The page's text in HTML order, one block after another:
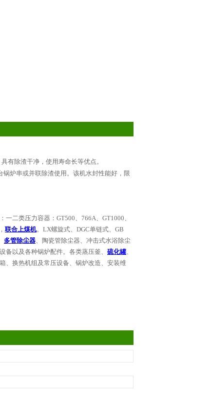
有除渣干净，使用寿命长等优点。
炉串或并联除渣使用。该机水封性能好，限
一二类压力容器： GT500、 766A、 GT1000、
联合上煤机。 LX螺旋式、 DGC单链式、 GB
多管除尘器、陶瓷管除尘器、冲击式水浴除尘
备以及各种锅炉配件。各类蒸压釜、 硫化罐、
、换热机组及常压设备、锅炉改造、安装维